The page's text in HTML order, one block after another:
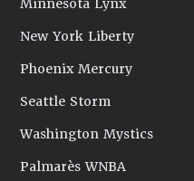
Minnesota Lynx
New York Liberty
Phoenix Mercury
Seattle Storm
Washington Mystics
Palmarès WNBA